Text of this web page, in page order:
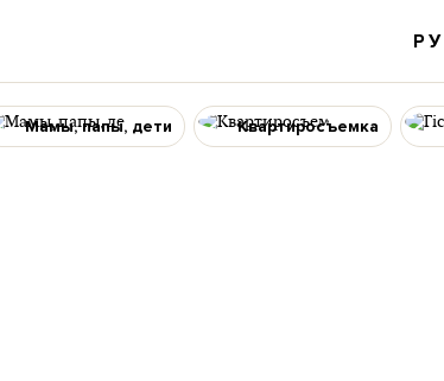
Мамы, папы, дети Квартиросъемка